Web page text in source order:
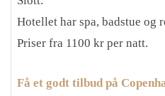
Hotellet har spa, badstue og
Priser fra 1100 kr per natt.
Få et godt tilbud på